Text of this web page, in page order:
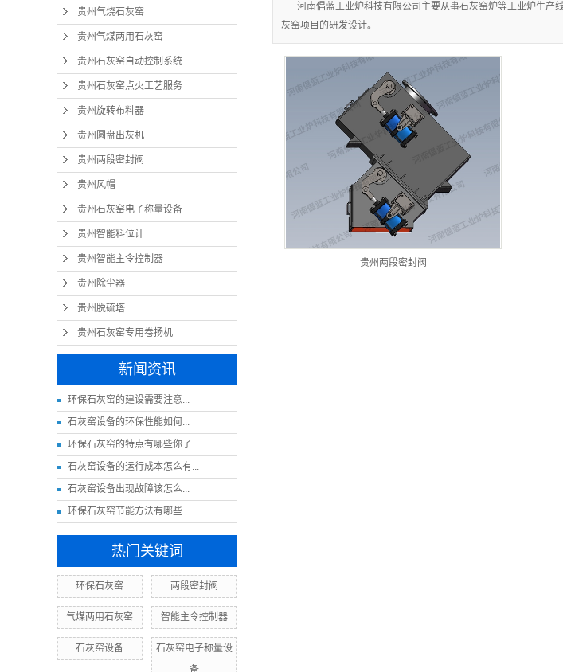
贵州气烧石灰窑
贵州气煤两用石灰窑
贵州石灰窑自动控制系统
贵州石灰窑点火工艺服务
贵州旋转布料器
贵州圆盘出灰机
贵州两段密封阀
贵州风帽
贵州石灰窑电子称量设备
贵州智能料位计
贵州智能主令控制器
贵州除尘器
贵州脱硫塔
贵州石灰窑专用卷扬机
新闻资讯
​环保石灰窑的建设需要注意...
​石灰窑设备的环保性能如何...
环保石灰窑的特点有哪些你了...
石灰窑设备的运行成本怎么有...
​石灰窑设备出现故障该怎么...
环保石灰窑节能方法有哪些
热门关键词
环保石灰窑 两段密封阀
气煤两用石灰窑 智能主令控制器
石灰窑设备
石灰窑电子称量设
备
河南倡蓝工业炉科技有限公司主要从事石灰窑炉等工业炉生产
灰窑项目的研发设计。
贵州两段密封阀